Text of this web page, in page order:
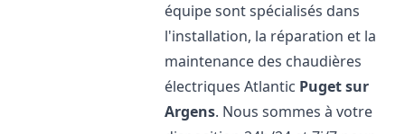
équipe sont spécialisés dans
l'installation, la réparation et la
maintenance des chaudières
électriques Atlantic Puget sur
Argens. Nous sommes à votre